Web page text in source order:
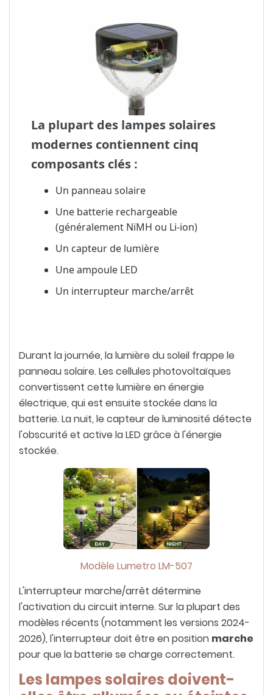
La plupart des lampes solaires
modernes contiennent cinq
composants clés :
Un panneau solaire
Une batterie rechargeable
(généralement NiMH ou Li-ion)
Un capteur de lumière
Une ampoule LED
Un interrupteur marche/arrêt
Durant la journée, la lumière du soleil frappe le
panneau solaire. Les cellules photovoltaïques
convertissent cette lumière en énergie
électrique, qui est ensuite stockée dans la
batterie. La nuit, le capteur de luminosité détecte
l'obscurité et active la LED grâce à l'énergie
stockée.
Modèle Lumetro LM-507
L'interrupteur marche/arrêt détermine
l'activation du circuit interne. Sur la plupart des
modèles récents (notamment les versions 2024-
2026), l'interrupteur doit être en position marche
pour que la batterie se charge correctement.
Les lampes solaires doivent-